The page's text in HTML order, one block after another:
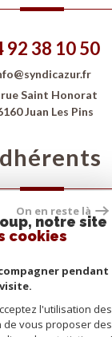
92 38 10 50
rue Saint Honorat
Juan Les Pins
adhérents
réservés | Traduction
compatible multi-
On en reste là
notre site
cookies
pendant
l'utilisation des
de vous proposer des